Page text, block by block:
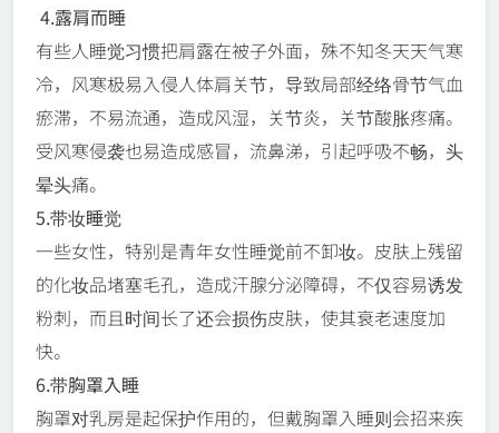
4.露肩而睡
有些人睡觉习惯把肩露在被子外面，殊不知冬天天气寒
冷，风寒极易入侵人体肩关节，导致局部经络骨节气血
瘀滞，不易流通，造成风湿，关节炎，关节酸胀疼痛。
受风寒侵袭也易造成感冒，流鼻涕，引起呼吸不畅，头
晕头痛。
5.带妆睡觉
一些女性，特别是青年女性睡觉前不卸妆。皮肤上残留
的化妆品堵塞毛孔，造成汗腺分泌障碍，不仅容易诱发
粉刺，而且时间长了还会损伤皮肤，使其衰老速度加
快。
6.带胸罩入睡
胸罩对乳房是起保护作用的，但戴胸罩入睡则会招来疾